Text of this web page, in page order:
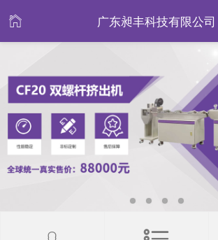
广东昶丰科技有限公司